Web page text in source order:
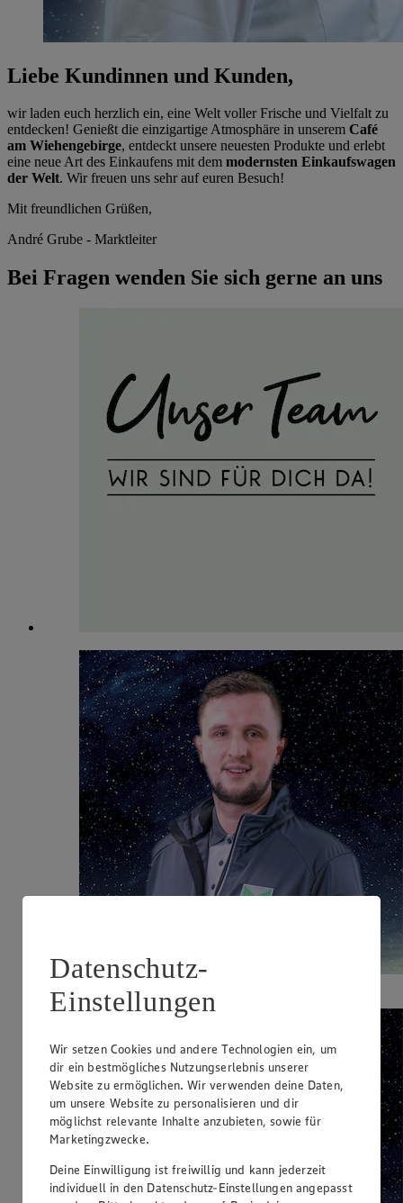
Liebe Kundinnen und Kunden,
wir laden euch herzlich ein, eine Welt voller Frische und Vielfalt zu
entdecken! Genießt die einzigartige Atmosphäre in unserem Café
am Wiehengebirge, entdeckt unsere neuesten Produkte und erlebt
eine neue Art des Einkaufens mit dem modernsten Einkaufswagen
der Welt. Wir freuen uns sehr auf euren Besuch!
Mit freundlichen Grüßen,
André Grube - Marktleiter
Bei Fragen wenden Sie sich gerne an uns
Datenschutz-
Einstellungen
Wir setzen Cookies und andere Technologien ein, um
dir ein bestmögliches Nutzungserlebnis unserer
Website zu ermöglichen. Wir verwenden deine Daten,
um unsere Website zu personalisieren und dir
möglichst relevante Inhalte anzubieten, sowie für
Marketingzwecke.
Deine Einwilligung ist freiwillig und kann jederzeit
individuell in den Datenschutz-Einstellungen angepasst